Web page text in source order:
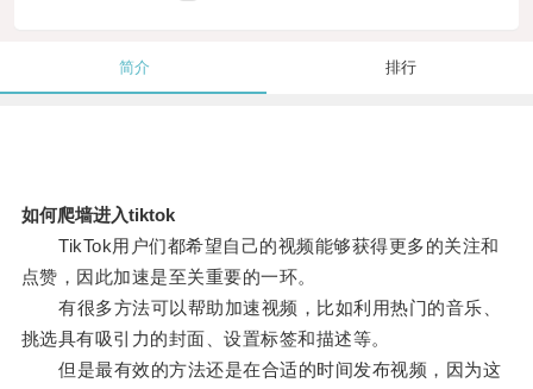
简介 排行
如何爬墙进入tiktok
TikTok用户们都希望自己的视频能够获得更多的关注和
点赞，因此加速是至关重要的一环。
有很多方法可以帮助加速视频，比如利用热门的音乐、
挑选具有吸引力的封面、设置标签和描述等。
但是最有效的方法还是在合适的时间发布视频，因为这